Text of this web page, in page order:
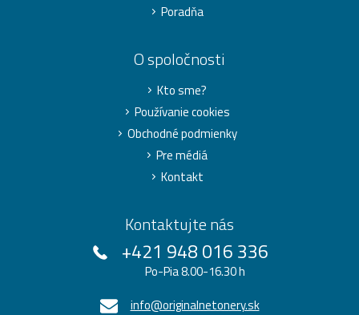
Poradňa
O spoločnosti
Kto sme?
Používanie cookies
Obchodné podmienky
Pre médiá
Kontakt
Kontaktujte nás
+421 948 016 336
Po-Pia 8.00-16.30 h
info@originalnetonery.sk